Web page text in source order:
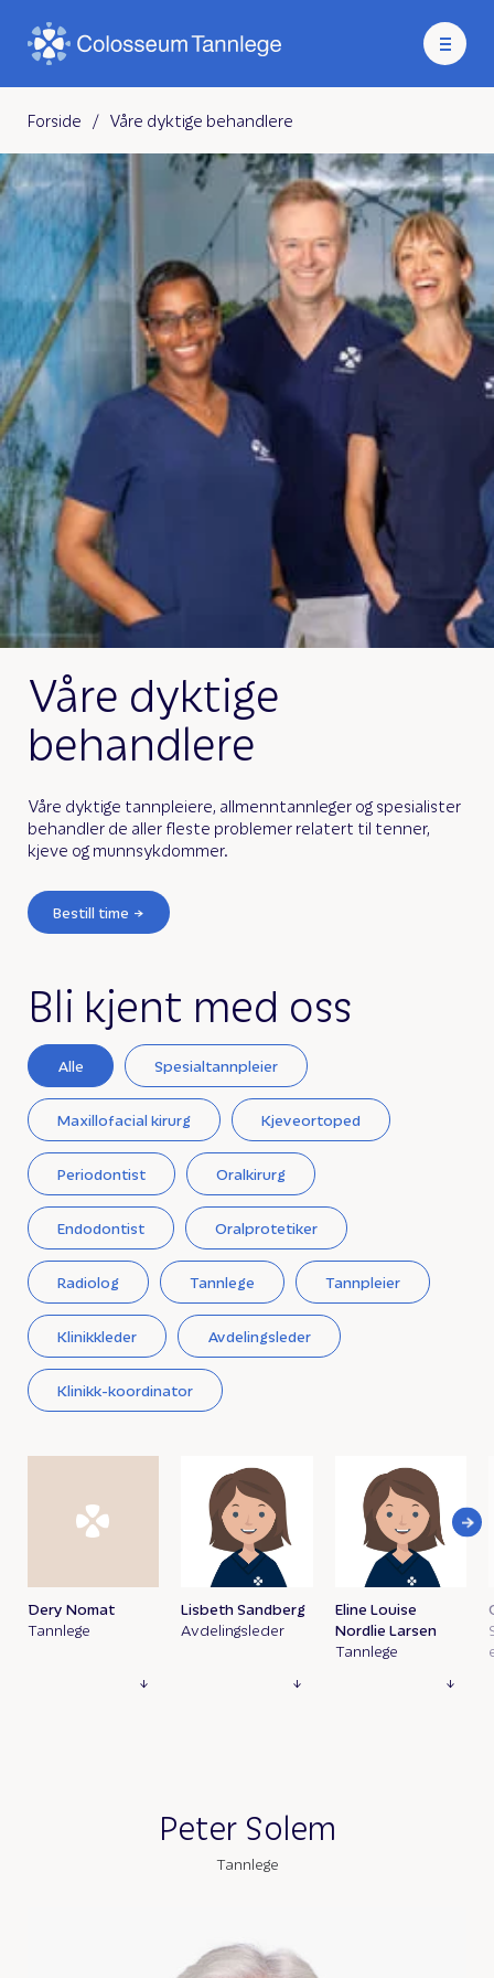
Forside / Våre dyktige behandlere
Våre dyktige
behandlere
Våre dyktige tannpleiere, allmenntannleger og spesialister
behandler de aller fleste problemer relatert til tenner,
kjeve og munnsykdommer.
Bestill time
Bli kjent med oss
Alle Spesialtannpleier
Maxillofacial kirurg Kjeveortoped
Periodontist Oralkirurg
Endodontist Oralprotetiker
Radiolog Tannlege Tannpleier
Klinikkleder Avdelingsleder
Klinikk-koordinator
Dery Nomat
Tannlege
Lisbeth Sandberg
Avdelingsleder
Eline Louise
Nordlie Larsen
Tannlege
Peter Solem
Tannlege